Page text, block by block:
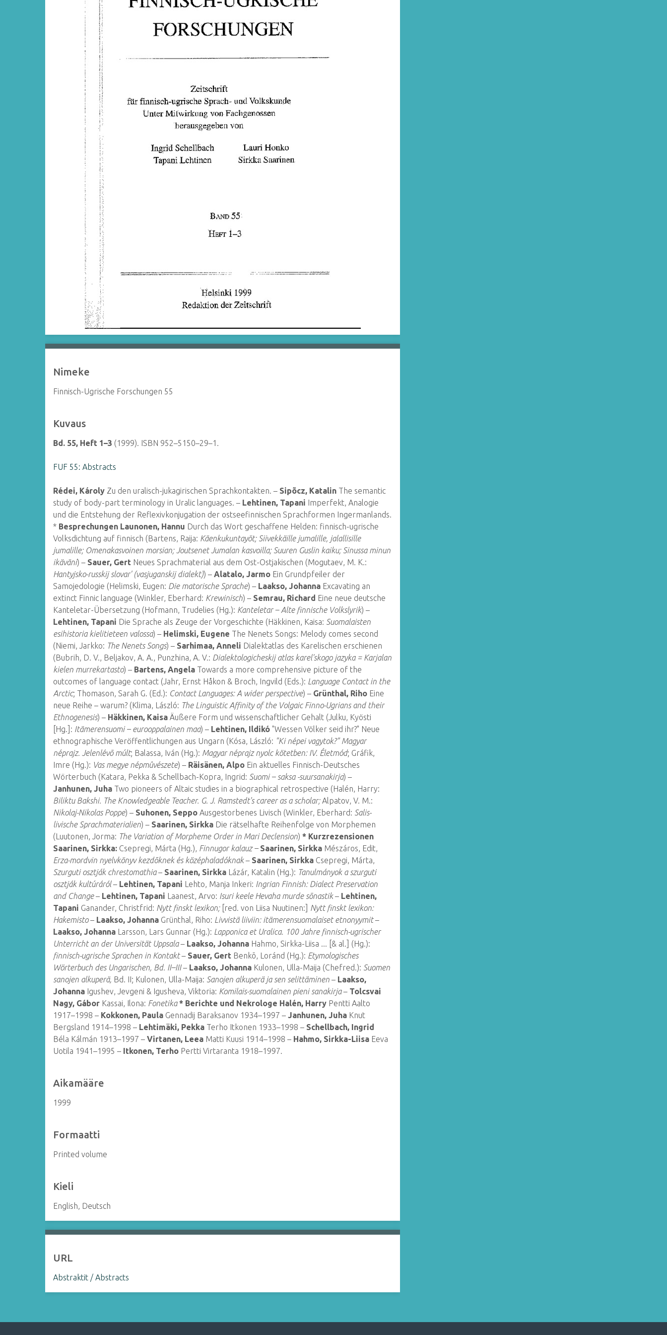
Nimeke
Finnisch-Ugrische Forschungen 55
Kuvaus
Bd. 55, Heft 1–3 (1999). ISBN 952–5150–29–1.
FUF 55: Abstracts
Rédei, Károly Zu den uralisch-jukagirischen Sprachkontakten. – Sipõcz, Katalin The semantic
study of body-part terminology in Uralic languages. – Lehtinen, Tapani Imperfekt, Analogie
und die Entstehung der Reflexivkonjugation der ostseefinnischen Sprachformen Ingermanlands.
* Besprechungen Launonen, Hannu Durch das Wort geschaffene Helden: finnisch-ugrische
Volksdichtung auf finnisch (Bartens, Raija: Käenkukuntayöt; Siivekkäille jumalille, jalallisille
jumalille; Omenakasvoinen morsian; Joutsenet Jumalan kasvoilla; Suuren Guslin kaiku; Sinussa minun
ikäväni) – Sauer, Gert Neues Sprachmaterial aus dem Ost-Ostjakischen (Mogutaev, M. K.:
Hantyjsko-russkij slovar' (vasjuganskij dialekt)) –Alatalo, Jarmo Ein Grundpfeiler der
Samojedologie (Helimski, Eugen: Die matorische Sprache) – Laakso, Johanna Excavating an
extinct Finnic language (Winkler, Eberhard: Krewinisch) – Semrau, Richard Eine neue deutsche
Kanteletar-Übersetzung (Hofmann, Trudelies (Hg.): Kanteletar – Alte finnische Volkslyrik) –
Lehtinen, Tapani Die Sprache als Zeuge der Vorgeschichte (Häkkinen, Kaisa: Suomalaisten
esihistoria kielitieteen valossa) – Helimski, Eugene The Nenets Songs: Melody comes second
(Niemi, Jarkko: The Nenets Songs) – Sarhimaa, Anneli Dialektatlas des Karelischen erschienen
(Bubrih, D. V., Beljakov, A. A., Punzhina, A. V.: Dialektologicheskij atlas karel'skogo jazyka = Karjalan
kielen murrekartasto) – Bartens, Angela Towards a more comprehensive picture of the
outcomes of language contact (Jahr, Ernst Håkon & Broch, Ingvild (Eds.): Language Contact in the
Arctic; Thomason, Sarah G. (Ed.): Contact Languages: A wider perspective) – Grünthal, Riho Eine
neue Reihe – warum? (Klima, László: The Linguistic Affinity of the Volgaic Finno-Ugrians and their
Ethnogenesis) – Häkkinen, Kaisa Äußere Form und wissenschaftlicher Gehalt (Julku, Kyösti
[Hg.]: Itämerensuomi – eurooppalainen maa) – Lehtinen, Ildikó "Wessen Völker seid ihr?" Neue
ethnographische Veröffentlichungen aus Ungarn (Kósa, László: "Ki népei vagytok?" Magyar
néprajz. Jelenlévõ múlt; Balassa, Iván (Hg.): Magyar néprajz nyolc kötetben: IV. Életmód; Gráfik,
Imre (Hg.): Vas megye népmûvészete) – Räisänen, Alpo Ein aktuelles Finnisch-Deutsches
Wörterbuch (Katara, Pekka & Schellbach-Kopra, Ingrid: Suomi – saksa -suursanakirja) –
Janhunen, Juha Two pioneers of Altaic studies in a biographical retrospective (Halén, Harry:
Biliktu Bakshi. The Knowledgeable Teacher. G. J. Ramstedt's career as a scholar;Alpatov, V. M.:
Nikolaj-Nikolas Poppe) – Suhonen, Seppo Ausgestorbenes Livisch (Winkler, Eberhard: Salis-
livische Sprachmaterialien) – Saarinen, Sirkka Die rätselhafte Reihenfolge von Morphemen
(Luutonen, Jorma: The Variation of Morpheme Order in Mari Declension)* Kurzrezensionen
Saarinen, Sirkka: Csepregi, Márta (Hg.), Finnugor kalauz – Saarinen, Sirkka Mészáros, Edit,
Erza-mordvin nyelvkönyv kezdõknek és középhaladóknak– Saarinen, Sirkka Csepregi, Márta,
Szurguti osztják chrestomathia– Saarinen, Sirkka Lázár, Katalin (Hg.): Tanulmányok a szurguti
osztják kultúráról– Lehtinen, Tapani Lehto, Manja Inkeri: Ingrian Finnish: Dialect Preservation
and Change– Lehtinen, Tapani Laanest, Arvo: Isuri keele Hevaha murde sõnastik– Lehtinen,
Tapani Ganander, Christfrid: Nytt finskt lexikon;[red. von Liisa Nuutinen:] Nytt finskt lexikon:
Hakemisto– Laakso, Johanna Grünthal, Riho: Livvistä liiviin: itämerensuomalaiset etnonyymit–
Laakso, Johanna Larsson, Lars Gunnar (Hg.): Lapponica et Uralica. 100 Jahre finnisch-ugrischer
Unterricht an der Universität Uppsala– Laakso, Johanna Hahmo, Sirkka-Liisa ... [& al.] (Hg.):
finnisch-ugrische Sprachen in Kontakt– Sauer, Gert Benkõ, Loránd (Hg.): Etymologisches
Wörterbuch des Ungarischen, Bd. II–III– Laakso, Johanna Kulonen, Ulla-Maija (Chefred.): Suomen
sanojen alkuperä, Bd. II; Kulonen, Ulla-Maija: Sanojen alkuperä ja sen selittäminen – Laakso,
Johanna Igushev, Jevgeni & Igusheva, Viktoria: Komilais-suomalainen pieni sanakirja– Tolcsvai
Nagy, Gábor Kassai, Ilona: Fonetika* Berichte und Nekrologe Halén, Harry Pentti Aalto
1917–1998 – Kokkonen, Paula Gennadij Baraksanov 1934–1997 –Janhunen, Juha Knut
Bergsland 1914–1998 – Lehtimäki, Pekka Terho Itkonen 1933–1998 – Schellbach, Ingrid
Béla Kálmán 1913–1997 –Virtanen, Leea Matti Kuusi 1914–1998 – Hahmo, Sirkka-Liisa Eeva
Uotila 1941–1995 – Itkonen, Terho Pertti Virtaranta 1918–1997.
Aikamääre
1999
Formaatti
Printed volume
Kieli
English, Deutsch
URL
Abstraktit / Abstracts